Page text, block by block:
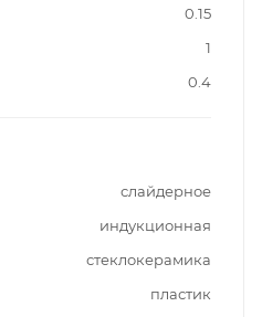
0.15
1
0.4
слайдерное
индукционная
стеклокерамика
пластик